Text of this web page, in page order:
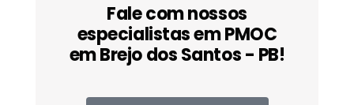
Fale com nossos
especialistas em PMOC
em Brejo dos Santos - PB!